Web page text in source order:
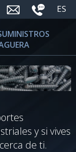
ES
y si vives
de ti.